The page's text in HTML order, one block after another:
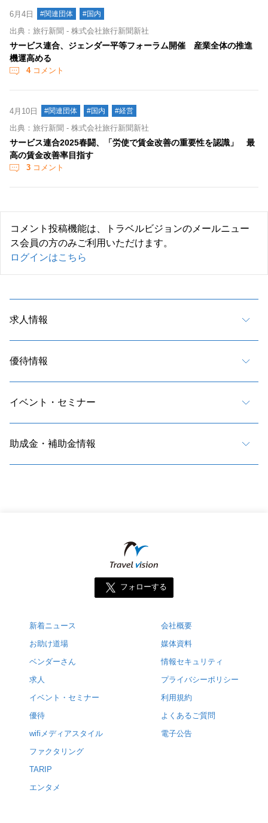
6月4日 #関連団体 #国内
出典：旅行新聞 - 株式会社旅行新聞新社
サービス連合、ジェンダー平等フォーラム開催 産業全体の推進
機運高める
4コメント
4月10日 #関連団体 #国内 #経営
出典：旅行新聞 - 株式会社旅行新聞新社
サービス連合2025春闘、「労使で賃金改善の重要性を認識」 最
高の賃金改善率目指す
3 コメント
コメント投稿機能は、トラベルビジョンのメールニュー
ス会員の方のみご利用いただけます。
ログインはこちら
求人情報
優待情報
イベント・セミナー
助成金・補助金情報
フォローする
新着ニュース
お助け道場
ベンダーさん
求人
イベント・セミナー
優待
wifiメディアスタイル
ファクタリング
TARIP
エンタメ
会社概要
媒体資料
情報セキュリティ
プライバシーポリシー
利用規約
よくあるご質問
電子公告